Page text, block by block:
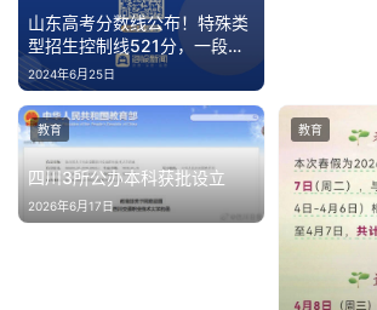
山东高考分数线公布！特殊类
型招生控制线521分，一段线
444分，二段线150分！
2024年6月25日
四川3所公办本科获批设立
2026年6月17日
教育 教育